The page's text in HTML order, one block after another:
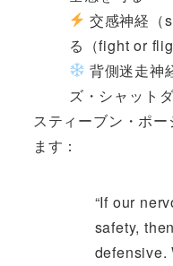
交感神経（
る（fight or
背側迷走神
ズ・シャット
スティーブン・ポ
ます：
“If our
safety,
defensive.